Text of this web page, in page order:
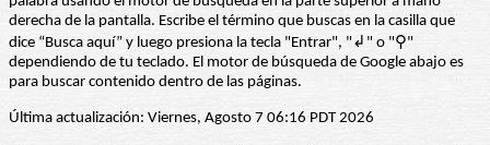
derecha de la pantalla. Escribe el término que buscas en la casilla que
dice “Busca aquí” y luego presiona la tecla "Entrar", "↲" o "⚲"
dependiendo de tu teclado. El motor de búsqueda de Google abajo es
para buscar contenido dentro de las páginas.
Última actualización: Viernes, Agosto 7 06:16 PDT 2026